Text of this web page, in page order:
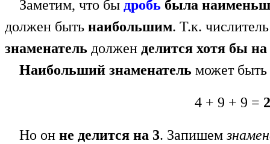
Заметим, что бы дробь была
должен быть наибольшим. Т.к.
знаменатель должен делится хотя бы на
Наибольший знаменатель может быть
4 + 9 + 9 =
Но он не делится на 3. Запишем